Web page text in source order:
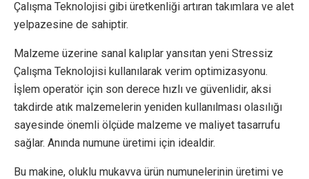
Çalışma Teknolojisi gibi üretkenliği artıran takımlara ve alet
yelpazesine de sahiptir.
Malzeme üzerine sanal kalıplar yansıtan yeni Stressiz
Çalışma Teknolojisi kullanılarak verim optimizasyonu.
İşlem operatör için son derece hızlı ve güvenlidir, aksi
takdirde atık malzemelerin yeniden kullanılması olasılığı
sayesinde önemli ölçüde malzeme ve maliyet tasarrufu
sağlar. Anında numune üretimi için idealdir.
Bu makine, oluklu mukavva ürün numunelerinin üretimi ve